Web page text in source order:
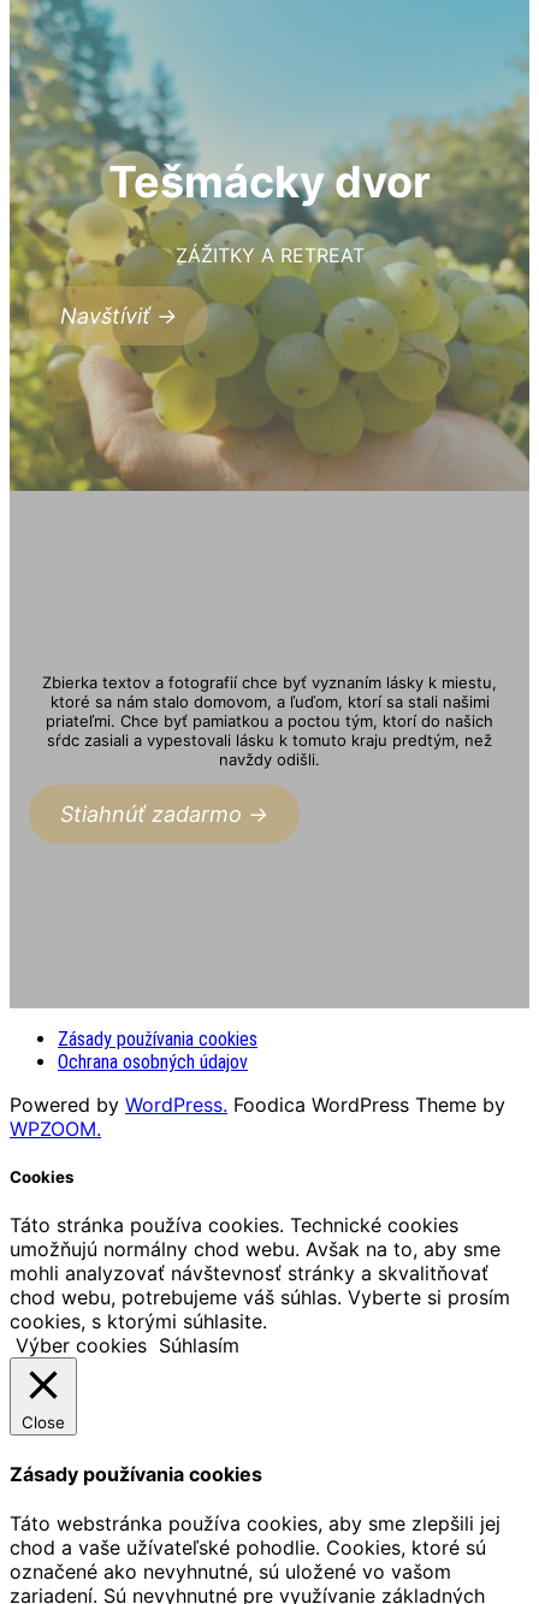
Tešmácky dvor
ZÁŽITKY A RETREAT
Navštíviť →
Zbierka textov a fotografií chce byť vyznaním lásky k miestu,
ktoré sa nám stalo domovom, a ľuďom, ktorí sa stali našimi
priateľmi. Chce byť pamiatkou a poctou tým, ktorí do našich
sŕdc zasiali a vypestovali lásku k tomuto kraju predtým, než
navždy odišli.
Stiahnúť zadarmo ->
Zásady používania cookies
Ochrana osobných údajov
Powered by WordPress. Foodica WordPress Theme by
WPZOOM.
Cookies
Táto stránka používa cookies. Technické cookies
umožňujú normálny chod webu. Avšak na to, aby sme
mohli analyzovať návštevnosť stránky a skvalitňovať
chod webu, potrebujeme váš súhlas. Vyberte si prosím
cookies, s ktorými súhlasite.
Výber cookies Súhlasím
Close
Zásady používania cookies
Táto webstránka používa cookies, aby sme zlepšili jej
chod a vaše užívateľské pohodlie. Cookies, ktoré sú
označené ako nevyhnutné, sú uložené vo vašom
zariadení. Sú nevyhnutné pre využívanie základných